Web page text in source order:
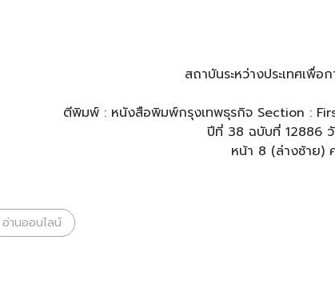
สถาบันระหว่างประเทศเพื่
ตีพิมพ์ : หนังสือพิมพ์กรุงเทพธุรกิจ Section :
ปีที่ 38 ฉบับที่ 12886
หน้า 8 (ล่างซ้าย)
อ่านออนไลน์